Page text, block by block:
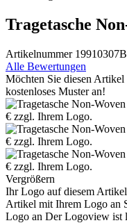
Tragetasche
Artikelnummer 19910307
Alle Bewertungen
Möchten Sie diesen Artikel
kostenloses Muster an!
Vergrößern
Ihr Logo auf diesem
Artikel mit Ihrem Logo an
Logo an Der Logoview ist